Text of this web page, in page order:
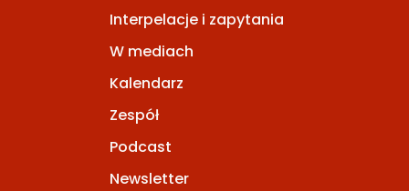
Interpelacje i zapytania
W mediach
Kalendarz
Zespół
Podcast
Newsletter